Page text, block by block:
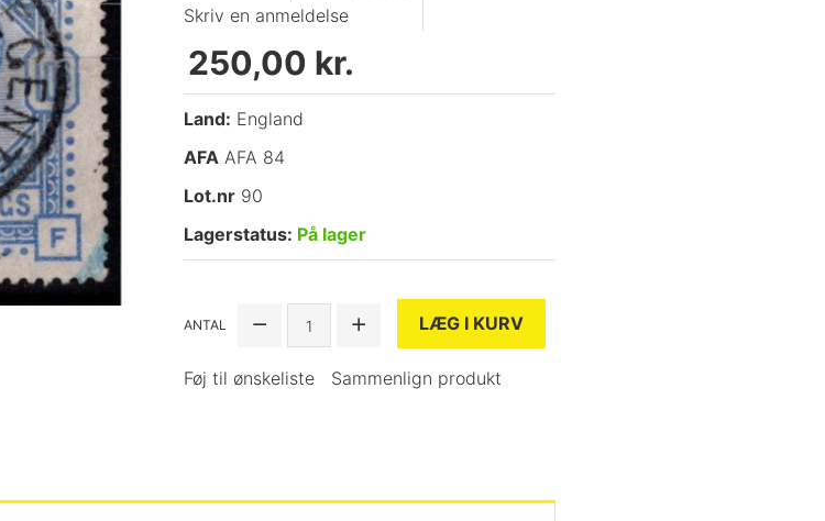
Skriv en anmeldelse
250,00 kr.
Land: England
AFA AFA 84
Lot.nr 90
Lagerstatus: På lager
ANTAL LÆG I KURV
Føj til ønskeliste Sammenlign produkt